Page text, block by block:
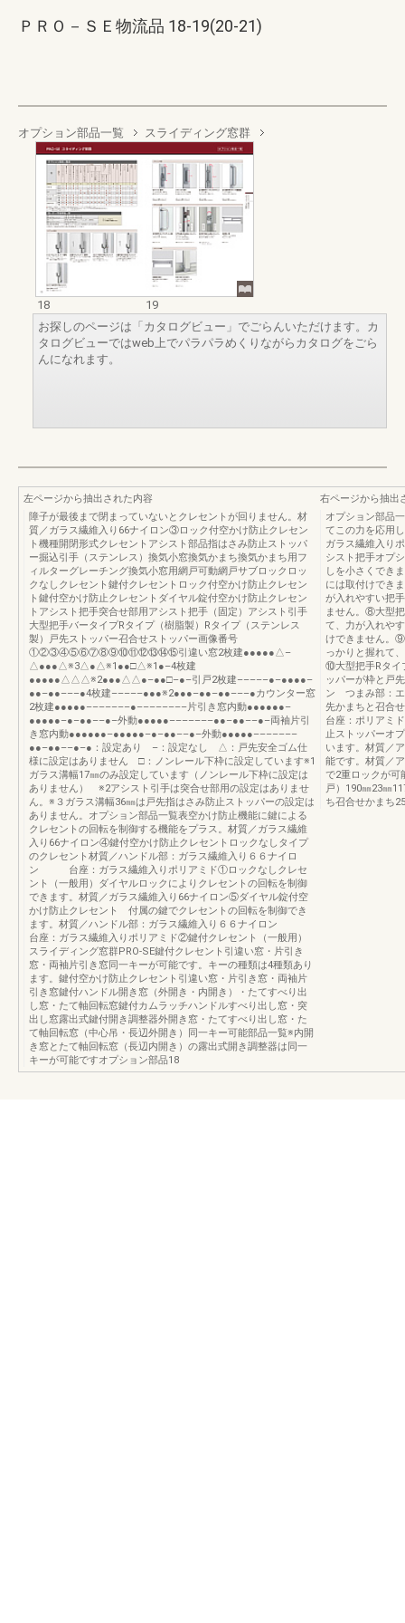
ＰＲＯ－ＳＥ物流品 18-19(20-21)
オプション部品一覧 スライディング窓群
18
19
お探しのページは「カタログビュー」でごらんいただけます。カ
タログビューではweb上でパラパラめくりながらカタログをごら
んになれます。
左ページから抽出された内容
障子が最後まで閉まっていないとクレセントが回りません。材
質／ガラス繊維入り66ナイロン③ロック付空かけ防止クレセン
ト機種開閉形式クレセントアシスト部品指はさみ防止ストッパ
ー掘込引手（ステンレス）換気小窓換気かまち換気かまち用フ
ィルターグレーチング換気小窓用網戸可動網戸サブロックロッ
クなしクレセント鍵付クレセントロック付空かけ防止クレセン
ト鍵付空かけ防止クレセントダイヤル錠付空かけ防止クレセン
トアシスト把手突合せ部用アシスト把手（固定）アシスト引手
大型把手バータイプRタイプ（樹脂製）Rタイプ（ステンレス
製）戸先ストッパー召合せストッパー画像番号
①②③④⑤⑥⑦⑧⑨⑩⑪⑫⑬⑭⑮引違い窓2枚建●●●●●△–
△●●●△※3△●△※1●●□△※1●–4枚建
●●●●●△△△※2●●●△△●–●●□–●–引戸2枚建–––––●–●●●●–
●●–●●–––●4枚建–––––●●●※2●●●–●●–●●–––●カウンター窓
2枚建●●●●●–––––––●––––––––片引き窓内動●●●●●●–
●●●●●–●–●●––●–外動●●●●●–––––––●●–●●––●–両袖片引
き窓内動●●●●●●–●●●●●–●–●●––●–外動●●●●●–––––––
●●–●●––●–●：設定あり –：設定なし △：戸先安全ゴム仕
様に設定はありません □：ノンレール下枠に設定しています※1
ガラス溝幅17㎜のみ設定しています（ノンレール下枠に設定は
ありません） ※2アシスト引手は突合せ部用の設定はありませ
ん。※３ガラス溝幅36㎜は戸先指はさみ防止ストッパーの設定は
ありません。オプション部品一覧表空かけ防止機能に鍵による
クレセントの回転を制御する機能をプラス。材質／ガラス繊維
入り66ナイロン④鍵付空かけ防止クレセントロックなしタイプ
のクレセント材質／ハンドル部：ガラス繊維入り６６ナイロ
ン 台座：ガラス繊維入りポリアミド①ロックなしクレセ
ント（一般用）ダイヤルロックによりクレセントの回転を制御
できます。材質／ガラス繊維入り66ナイロン⑤ダイヤル錠付空
かけ防止クレセント 付属の鍵でクレセントの回転を制御でき
ます。材質／ハンドル部：ガラス繊維入り６６ナイロン
台座：ガラス繊維入りポリアミド②鍵付クレセント（一般用）
スライディング窓群PRO-SE鍵付クレセント引違い窓・片引き
窓・両袖片引き窓同一キーが可能です。キーの種類は4種類あり
ます。鍵付空かけ防止クレセント引違い窓・片引き窓・両袖片
引き窓鍵付ハンドル開き窓（外開き・内開き）・たてすべり出
し窓・たて軸回転窓鍵付カムラッチハンドルすべり出し窓・突
出し窓露出式鍵付開き調整器外開き窓・たてすべり出し窓・た
て軸回転窓（中心吊・長辺外開き）同一キー可能部品一覧※内開
き窓とたて軸回転窓（長辺内開き）の露出式開き調整器は同一
キーが可能ですオプション部品18
右ページから抽出
オプション部品
てこの力を応用
ガラス繊維入り
シスト把手オプ
しを小さくでき
には取付けでき
が入れやすい把
ません。⑧大型
て、力が入れや
けできません。⑨
っかりと握れて
⑩大型把手Rタイ
ッパーが枠と戸
ン つまみ部：エ
先かまちと召合
台座：ポリアミ
止ストッパーオ
います。材質／
能です。材質／
で2重ロックが
戸）190㎜23㎜
ち召合せかまち